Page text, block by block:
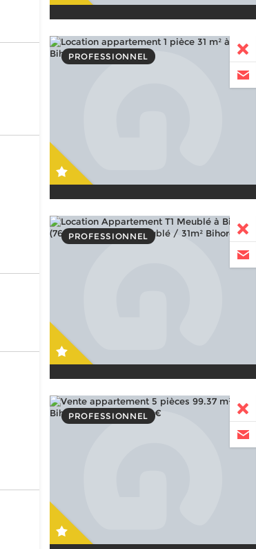
PROFESSIONNEL
PROFESSIONNEL
PROFESSIONNEL